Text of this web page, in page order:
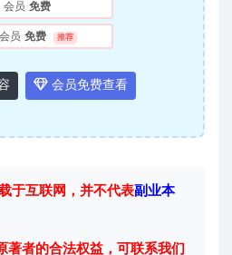
会员 免费
员 免费 推荐
会员免费查看
于互联网，并不代表副业本
著者的合法权益，可联系我们